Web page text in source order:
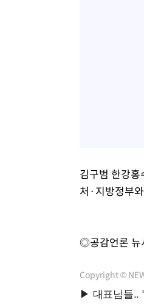
김구범 한강
처·지방정부
◎공감언론 뉴
Copyright ©